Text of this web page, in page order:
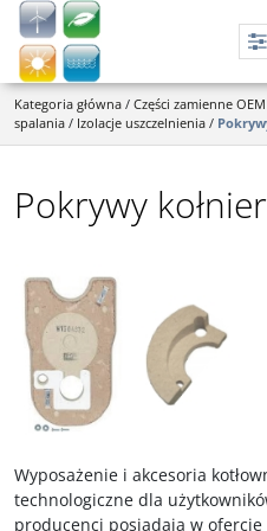
Kategoria główna / Części zamienne OEM
spalania / Izolacje uszczelnienia /
Pokrywy
Wyposażenie i akcesoria
technologiczne dla
producenci posiadają w